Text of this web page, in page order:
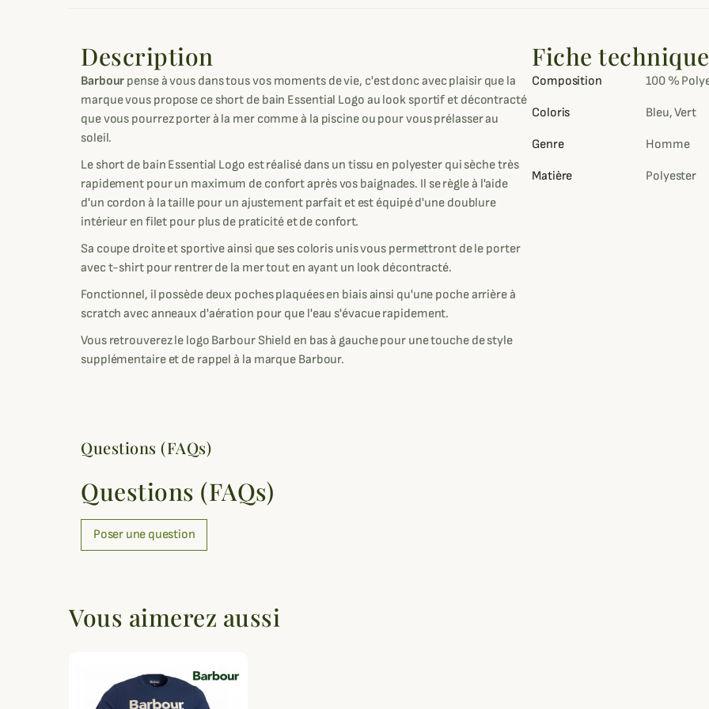
Description
Barbour pense à vous dans tous vos moments de vie, c'est donc avec plaisir que la
marque vous propose ce short de bain Essential Logo au look sportif et décontracté
que vous pourrez porter à la mer comme à la piscine ou pour vous prélasser au
soleil.
Le short de bain Essential Logo est réalisé dans un tissu en polyester qui sèche très
rapidement pour un maximum de confort après vos baignades. Il se règle à l'aide
d'un cordon à la taille pour un ajustement parfait et est équipé d'une doublure
intérieur en filet pour plus de praticité et de confort.
Sa coupe droite et sportive ainsi que ses coloris unis vous permettront de le porter
avec t-shirt pour rentrer de la mer tout en ayant un look décontracté.
Fonctionnel, il possède deux poches plaquées en biais ainsi qu'une poche arrière à
scratch avec anneaux d'aération pour que l'eau s'évacue rapidement.
Vous retrouverez le logo Barbour Shield en bas à gauche pour une touche de style
supplémentaire et de rappel à la marque Barbour.
Fiche technique
Composition 100 %
Coloris Bleu, Vert
Genre Homme
Matière Polyester
Questions (FAQs)
Questions (FAQs)
Poser une question
Vous aimerez aussi